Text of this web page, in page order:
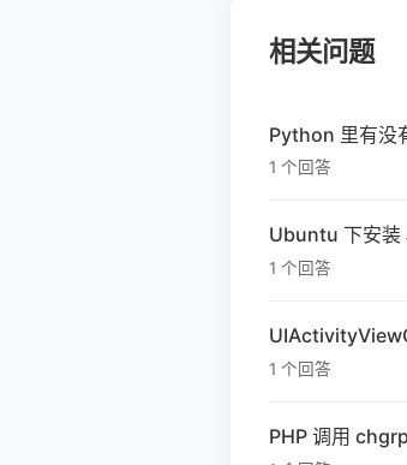
相关问题
Python 里有没
1 个回答
Ubuntu 下安装
1 个回答
1 个回答
PHP 调用